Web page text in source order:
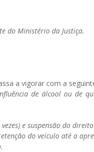
do Ministério da Justiça.
a vigorar com a
de álcool ou de
e suspensão do
do veículo até a